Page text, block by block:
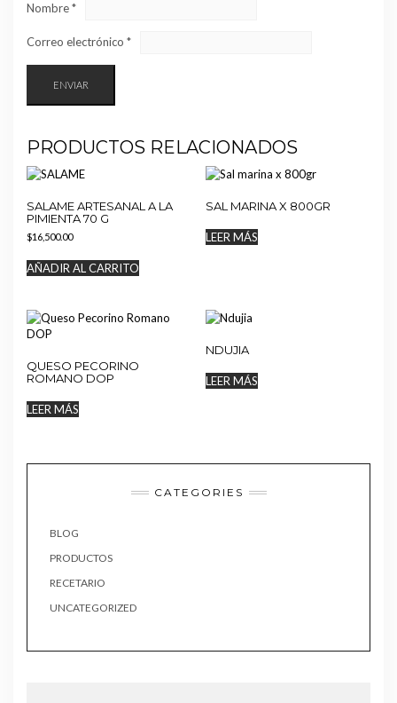
Nombre*
Correo electrónico *
PRODUCTOS RELACIONADOS
SALAME ARTESANAL A LA
PIMIENTA 70 G
$16,500.00
AÑADIR AL CARRITO
SAL MARINA X 800GR
LEER MÁS
QUESO PECORINO
ROMANO DOP
LEER MÁS
NDUJIA
LEER MÁS
CATEGORIES
BLOG
PRODUCTOS
RECETARIO
UNCATEGORIZED